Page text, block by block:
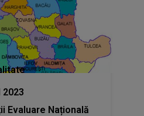
2023
Evaluare Națională